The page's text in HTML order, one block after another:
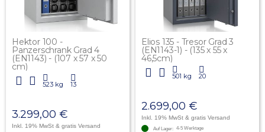
Hektor 100 -
Panzerschrank Grad 4
(EN1143) - (107 x 57 x 50
cm)
523 kg 13
3.299,00 €
Inkl. 19% MwSt & gratis Versand
Elios 135 - Tresor Grad 3
(EN1143-1) - (135 x 55 x
46,5cm)
501 kg 20
2.699,00 €
Inkl. 19% MwSt & gratis Versand
Auf Lager: 4-5 Werktage